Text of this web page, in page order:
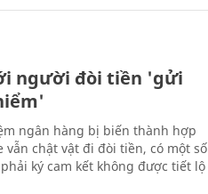
người đòi tiền 'gửi
ngân hàng bị biến thành hợp
chật vật đi đòi tiền, có một số
ký cam kết không được tiết lộ